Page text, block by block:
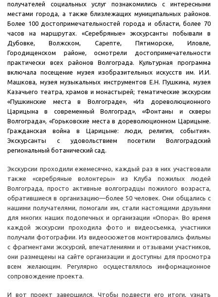
получателей социальных услуг познакомились с интересными
местами города, а также близлежащих муниципальных районов.
Более 100 достопримечательностей города и области, более 70
часов на маршрутах. «Серебряные» экскурсанты побывали в
Дубовке, Волжском, Сарепте, Пятиморске, Иловле,
Городищенском районе, осмотрели достопримечательности
практически всех районов Волгограда. Культурная программа
включала посещение музея изобразительных искусств им. И.И.
Машкова, музея музыкальных инструментов Е.Н. Пушкина, музея
Казачьего театра, храмов и монастырей; тематические экскурсии
«Пушкинские места в Волгограде», «Из дореволюционного
Царицына в современный Волгоград», «Фонтаны и скверы
Волгограда», «Горьковские места в дореволюционном Царицыне.
Гражданская война в Царицыне: люди, религия, события».
Экскурсанты с удовольствием посетили Волгоградский
региональный ботанический сад.
Экскурсии проходили ежемесячно, каждый раз в них участвовали
также «серебряные волонтеры» из Клуба пожилых людей
Волгограда, просто активные волгоградцы пожилого возраста,
обратившиеся в организацию—более 50 человек. Они общались с
нашими получателями, помогали им, стали настоящими друзьями
для многих наших подопечных и организации «Опора». Во время
каждой экскурсии проходила фото и видеосъемка, участники
получали фотографии. Из видеосюжетов монтировались фильмы
с фрагментами экскурсий, впечатлениями и отзывами участников,
они размещены на сайте организации и доступны для просмотра
всем желающим. Регулярно осуществлялось информационное
сопровождение проекта.
И вот проект завершился. Чтобы подвести его итоги, узнать